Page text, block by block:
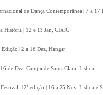
de Dança Contemporânea | 7 a 17
História | 12 e 13 Jan, CIAJG
| 2 a 16 Dez, Hangar
de Dez, Campo de Santa Clara, Lisboa
12ª edição | 16 a 25 Nov, Lisboa e